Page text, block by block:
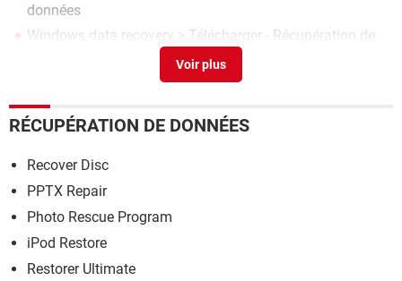
données
Windows data recovery > Télécharger - Récupération de
> Télécharger - Sauvegarde
RÉCUPÉRATION DE DONNÉES
Recover Disc
PPTX Repair
Photo Rescue Program
iPod Restore
Restorer Ultimate